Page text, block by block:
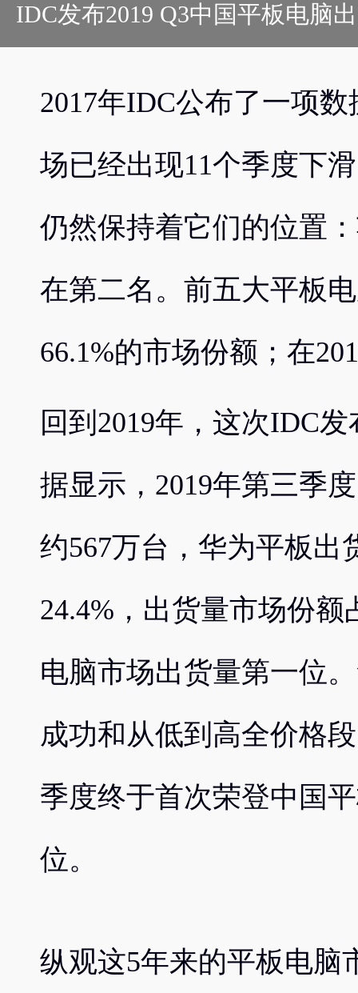
IDC发布2019 Q3中国平板电脑
2017年IDC公布了一项
场已经出现11个季度下
仍然保持着它们的位置
在第二名。前五大平板
66.1%的市场份额；在
回到2019年，这次IDC
据显示，2019年第三季
约567万台，华为平板出
24.4%，出货量市场份
电脑市场出货量第一位
成功和从低到高全价格
季度终于首次荣登中国
位。
纵观这5年来的平板电脑